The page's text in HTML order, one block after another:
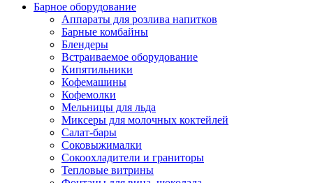
Барное оборудование
Аппараты для розлива напитков
Барные комбайны
Блендеры
Встраиваемое оборудование
Кипятильники
Кофемашины
Кофемолки
Мельницы для льда
Миксеры для молочных коктейлей
Салат-бары
Соковыжималки
Сокоохладители и граниторы
Тепловые витрины